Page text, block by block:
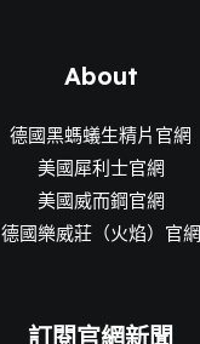
About
德國黑螞蟻生精片官網
美國犀利士官網
美國威而鋼官網
德國樂威莊（火焰）官網
訂閱官網新聞